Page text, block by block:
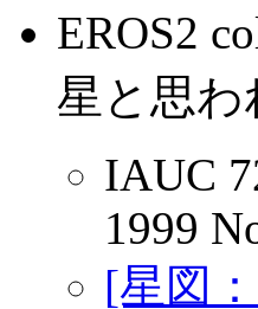
EROS2
星と思わ
IAUC
1999
[星図